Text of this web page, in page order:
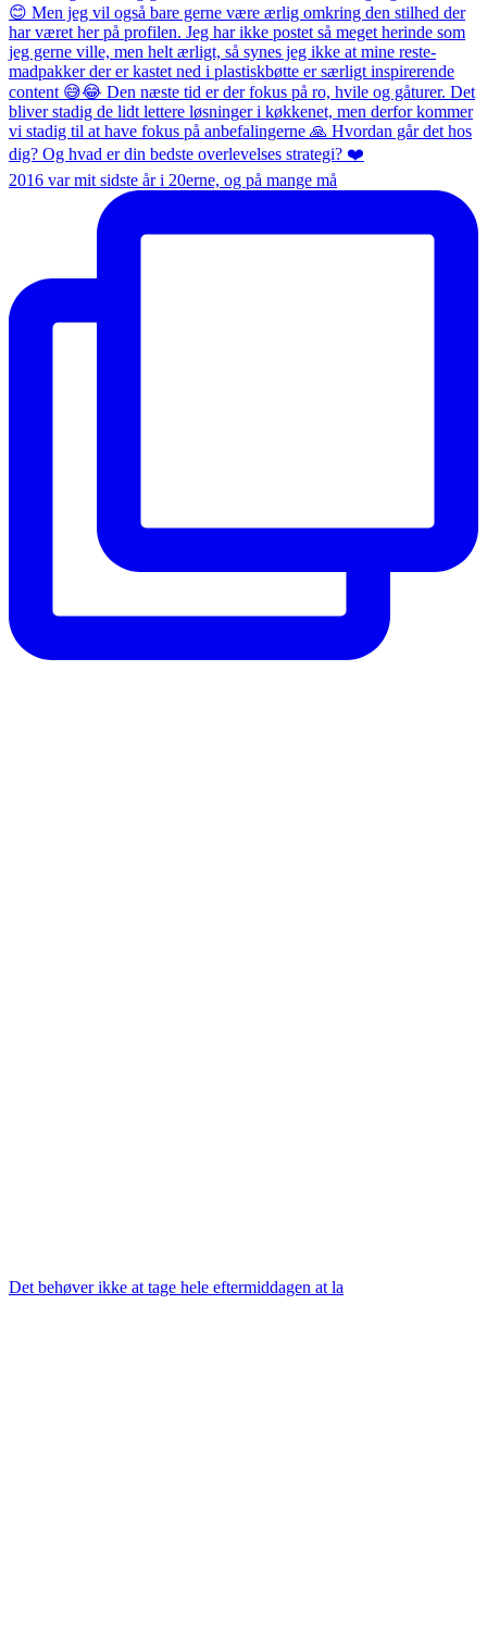
2016 var mit sidste år i 20erne, og på mange må
Det behøver ikke at tage hele eftermiddagen at la